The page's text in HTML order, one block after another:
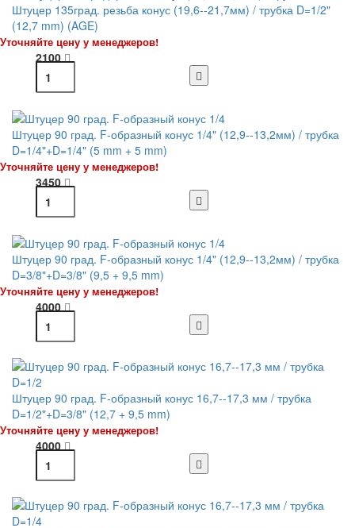
Штуцер 135град. резьба конус (19,6--21,7мм) / трубка D=1/2"
(12,7 mm) (AGE)
Уточняйте цену у менеджеров!
2100
Штуцер 90 град. F-образный конус 1/4" (12,9--13,2мм) / трубка
D=1/4"+D=1/4" (5 mm + 5 mm)
Уточняйте цену у менеджеров!
3450
Штуцер 90 град. F-образный конус 1/4" (12,9--13,2мм) / трубка
D=3/8"+D=3/8" (9,5 + 9,5 mm)
Уточняйте цену у менеджеров!
4000
Штуцер 90 град. F-образный конус 16,7--17,3 мм / трубка
D=1/2"+D=3/8" (12,7 + 9,5 mm)
Уточняйте цену у менеджеров!
4000